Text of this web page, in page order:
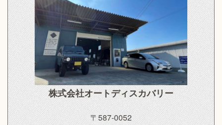
株式会社オートディスカバリー
〒587-0052